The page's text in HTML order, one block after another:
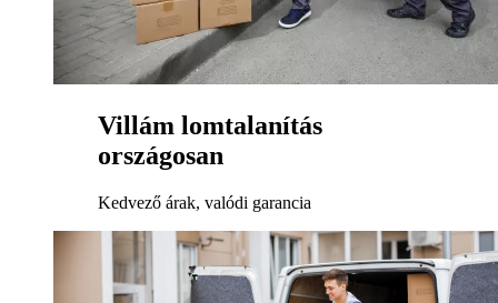
Villám lomtalanítás
országosan
Kedvező árak, valódi garancia